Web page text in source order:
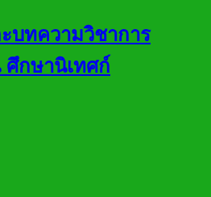
บทความวิชาการ
กษานิเทศก์